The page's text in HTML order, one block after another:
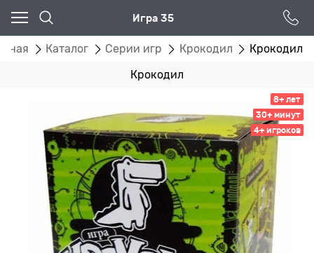
Игра 35
Каталог Серии игр Крокодил Крокодил
Крокодил
8+ лет
30+ минут
4+ игроков